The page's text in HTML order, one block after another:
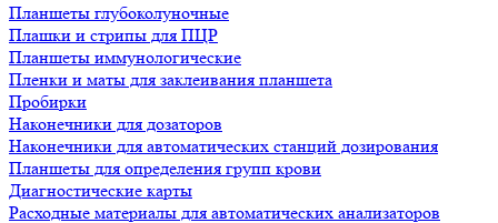
Планшеты глубоколуночные
Плашки и стрипы для ПЦР
Планшеты иммунологические
Пленки и маты для заклеивания планшета
Пробирки
Наконечники для дозаторов
Наконечники для автоматических станций дозирования
Планшеты для определения групп крови
Диагностические карты
Расходные материалы для автоматических анализаторов